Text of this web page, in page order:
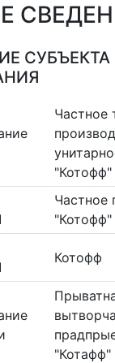
СУБЪЕКТА
Частное
"Котофф"
Частное
"Котофф"
Котофф
"Котафф"